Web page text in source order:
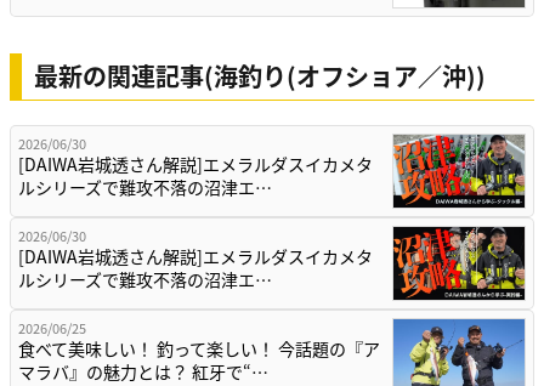
最新の関連記事(海釣り(オフショア／沖))
2026/06/30
[DAIWA岩城透さん解説]エメラルダスイカメタ
ルシリーズで難攻不落の沼津エ…
2026/06/30
[DAIWA岩城透さん解説]エメラルダスイカメタ
ルシリーズで難攻不落の沼津エ…
2026/06/25
食べて美味しい！ 釣って楽しい！ 今話題の『ア
マラバ』の魅力とは？ 紅牙で“…